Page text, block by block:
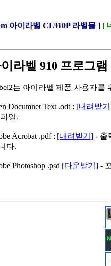
아이라벨 CL910P 라벨몰 ] [
라벨 910 프로그
는 아이라벨 제품 사용자
Documnet Text .odt : [내려받
일.
Acrobat .pdf : [내려받기] - 출
다.
Photoshop .psd [다운받기] -